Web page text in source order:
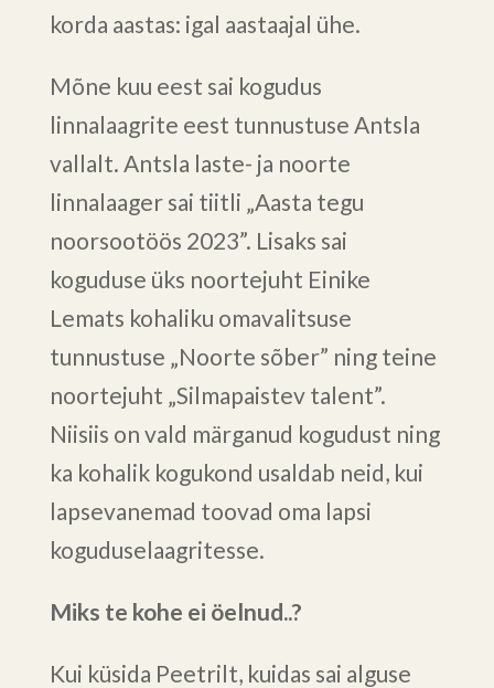
korda aastas: igal aastaajal ühe.
Mõne kuu eest sai kogudus
linnalaagrite eest tunnustuse Antsla
vallalt. Antsla laste- ja noorte
linnalaager sai tiitli „Aasta tegu
noorsootöös 2023”. Lisaks sai
koguduse üks noortejuht Einike
Lemats kohaliku omavalitsuse
tunnustuse „Noorte sõber” ning teine
noortejuht „Silmapaistev talent”.
Niisiis on vald märganud kogudust ning
ka kohalik kogukond usaldab neid, kui
lapsevanemad toovad oma lapsi
koguduselaagritesse.
Miks te kohe ei öelnud..?
Kui küsida Peetrilt, kuidas sai alguse